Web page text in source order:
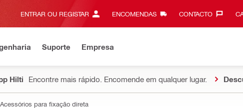
ENTRAR OU REGISTAR ENCOMENDAS CONTACTO‎
Suporte Empresa
Hilti Encontre mais rápido. Encomende em qualquer lugar.
Acessórios para fixação direta